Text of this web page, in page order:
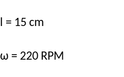
l = 15 cm
ω = 220 RPM